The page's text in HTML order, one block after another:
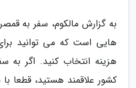
به گزارش مالکوم، سفر به
هایی است که می توانید
هزینه انتخاب کنید. اگر به
کشور علاقمند هستید، قطعا